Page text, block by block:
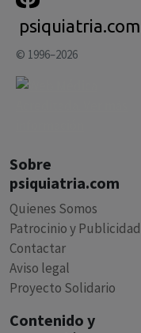
psiquiatria.com
© 1996–2026
Sobre
psiquiatria.com
Quienes Somos
Patrocinio y Publicidad
Contactar
Aviso legal
Proyecto Solidario
Contenido y